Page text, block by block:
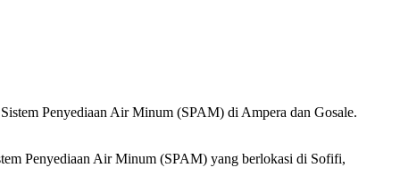
Penyediaan Air Minum (SPAM) di Ampera dan Gosale.
Penyediaan Air Minum (SPAM) yang berlokasi di Sofifi,